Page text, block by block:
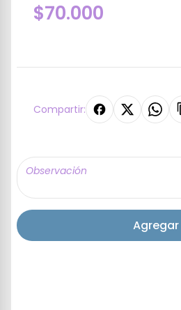
$70.000
Compartir:
Agregar